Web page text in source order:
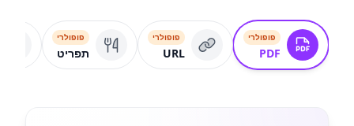
פופולרי
PDF
פופולרי
URL
פופולרי
תפריט